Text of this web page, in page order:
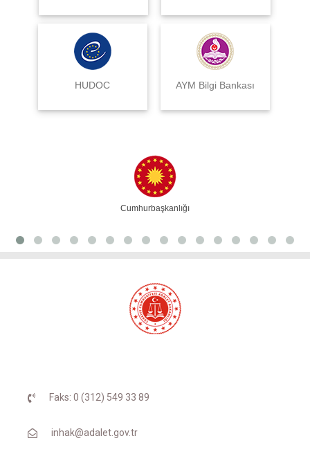
HUDOC AYM Bilgi Bankası
Cumhurbaşkanlığı
Faks: 0 (312) 549 33 89
inhak@adalet.gov.tr